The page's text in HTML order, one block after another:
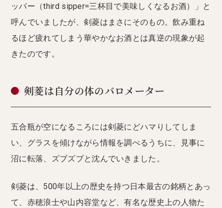
ッパー（third sipper=三杯目で美味しくなるお酒）」と
呼んでいましたが、剣菱はまさにそのもの。飲み重ね
るほど疲れてしまう華やかなお酒とは真逆の現象が起
きたのです。
剣菱は自分の体のバロメーター
五合瓶が空になるころには剣菱にどハマりしてしま
い、グラスを傾けながら情報を調べるうちに、見事に
沼に転落、ズブズブと沈んでいきました。
剣菱は、500年以上の歴史を持つ日本最古の銘柄とあっ
て、赤穂浪士や山内容堂など、有名な歴史上の人物た